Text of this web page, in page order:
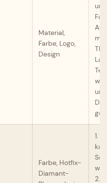
Material,
Farbe, Logo,
Design
Farbe, Hotfix-
Diamant-
1.
2.